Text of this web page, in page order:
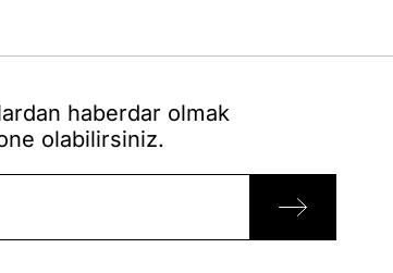
haberdar olmak
olabilirsiniz.